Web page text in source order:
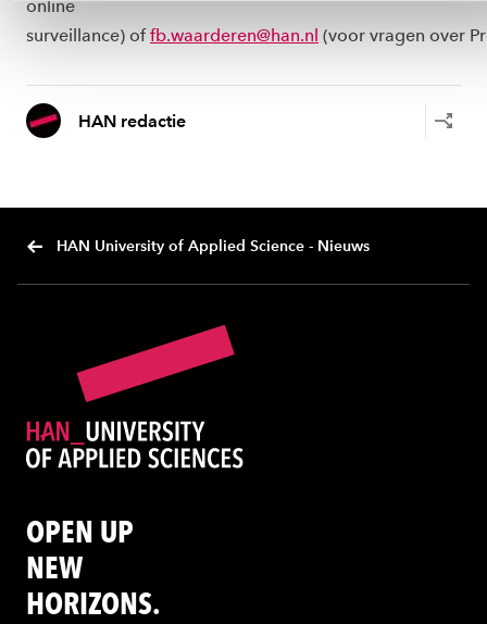
online
surveillance) offb.waarderen@han.nl (voor vragen over
HAN redactie
HAN University of Applied Science - Nieuws
OPEN UP
NEW
HORIZONS.